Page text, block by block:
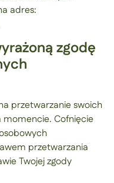
adres:
zgodę
przetwarzanie swoich
Cofnięcie
przetwarzania
Twojej zgody